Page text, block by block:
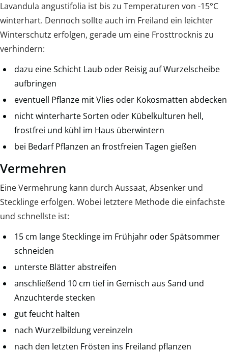
Lavandula angustifolia ist bis zu Temperaturen von -15°C
winterhart. Dennoch sollte auch im Freiland ein leichter
Winterschutz erfolgen, gerade um eine Frosttrocknis zu
verhindern:
dazu eine Schicht Laub oder Reisig auf Wurzelscheibe
aufbringen
eventuell Pflanze mit Vlies oder Kokosmatten abdecken
nicht winterharte Sorten oder Kübelkulturen hell,
frostfrei und kühl im Haus überwintern
bei Bedarf Pflanzen an frostfreien Tagen gießen
Vermehren
Eine Vermehrung kann durch Aussaat, Absenker und
Stecklinge erfolgen. Wobei letztere Methode die einfachste
und schnellste ist:
15 cm lange Stecklinge im Frühjahr oder Spätsommer
schneiden
unterste Blätter abstreifen
anschließend 10 cm tief in Gemisch aus Sand und
Anzuchterde stecken
gut feucht halten
nach Wurzelbildung vereinzeln
nach den letzten Frösten ins Freiland pflanzen